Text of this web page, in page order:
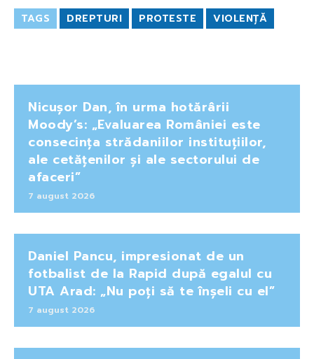
TAGS DREPTURI PROTESTE VIOLENȚĂ
Nicușor Dan, în urma hotărârii
Moody’s: „Evaluarea României este
consecința strădaniilor instituțiilor,
ale cetățenilor și ale sectorului de
afaceri”
7 august 2026
Daniel Pancu, impresionat de un
fotbalist de la Rapid după egalul cu
UTA Arad: „Nu poți să te înșeli cu el”
7 august 2026